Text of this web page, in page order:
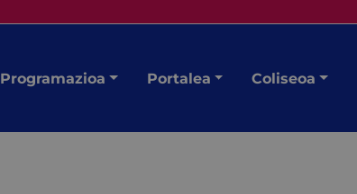
Programazioa Portalea Coliseoa